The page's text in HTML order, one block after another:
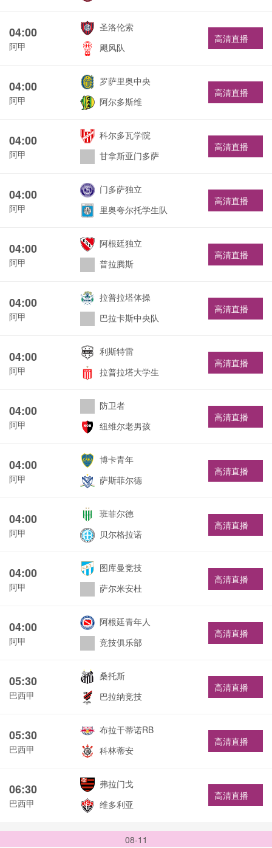
04:00
阿甲
圣洛伦索
飓风队
高清直播
04:00
阿甲
罗萨里奥中央
阿尔多斯维
高清直播
04:00
阿甲
科尔多瓦学院
甘拿斯亚门多萨
高清直播
04:00
阿甲
门多萨独立
里奥夸尔托学生队
高清直播
04:00
阿甲
阿根廷独立
普拉腾斯
高清直播
04:00
阿甲
拉普拉塔体操
巴拉卡斯中央队
高清直播
04:00
阿甲
利斯特雷
拉普拉塔大学生
高清直播
04:00
阿甲
防卫者
纽维尔老男孩
高清直播
04:00
阿甲
博卡青年
萨斯菲尔德
高清直播
04:00
阿甲
班菲尔德
贝尔格拉诺
高清直播
04:00
阿甲
图库曼竞技
萨尔米安杜
高清直播
04:00
阿甲
阿根廷青年人
竞技俱乐部
高清直播
05:30
巴西甲
桑托斯
巴拉纳竞技
高清直播
05:30
巴西甲
布拉干蒂诺RB
科林蒂安
高清直播
06:30
巴西甲
弗拉门戈
维多利亚
高清直播
08-11